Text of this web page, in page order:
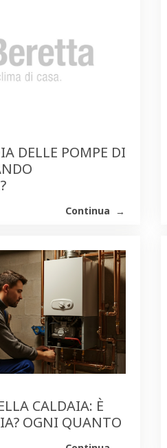
DELLE POMPE DI
Continua
CALDAIA: È
OGNI QUANTO